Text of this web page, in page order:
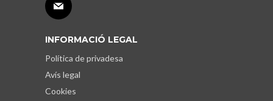
INFORMACIÓ LEGAL
Política de privadesa
Avís legal
Cookies